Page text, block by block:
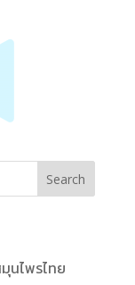
นไพรไทย